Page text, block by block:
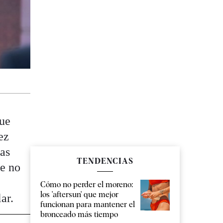
no
TENDENCIAS
Cómo no perder el moreno:
los 'aftersun' que mejor
funcionan para mantener el
bronceado más tiempo